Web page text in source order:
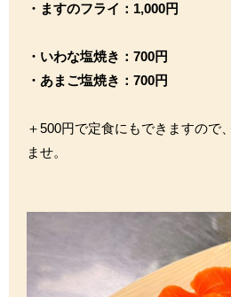
・ますのフライ：1,000円
・いわな塩焼き：700円
・あまご塩焼き：700円
＋500円で定食にもできますので
ませ。